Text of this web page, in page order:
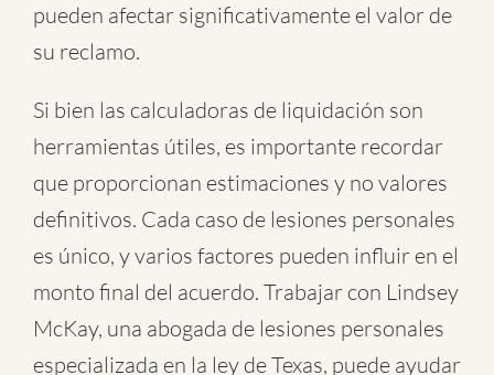
pueden afectar significativamente el valor de
su reclamo.
Si bien las calculadoras de liquidación son
herramientas útiles, es importante recordar
que proporcionan estimaciones y no valores
definitivos. Cada caso de lesiones personales
es único, y varios factores pueden influir en el
monto final del acuerdo. Trabajar con Lindsey
McKay, una abogada de lesiones personales
especializada en la ley de Texas, puede ayudar